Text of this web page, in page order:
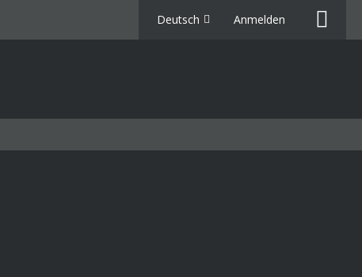
Deutsch Anmelden